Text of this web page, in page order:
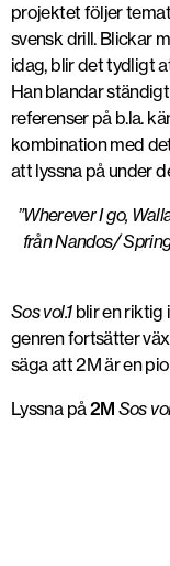
projektet följer
svensk drill. Blickar
idag, blir det tydligt
Han blandar
referenser på b.la.
kombination med
att lyssna på under
”Wherever I go,
från Nandos/
Sos vol.1 blir en riktig
genren fortsätter
säga att 2M är en
Lyssna på2M Sos